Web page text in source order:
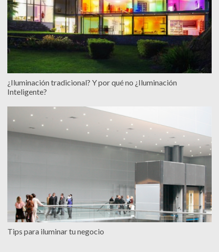
¿Iluminación tradicional? Y por qué no ¿Iluminación
Inteligente?
Tips para iluminar tu negocio